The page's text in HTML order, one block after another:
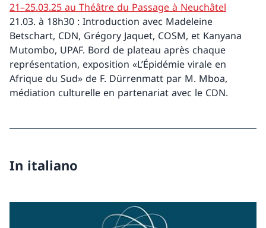
21–25.03.25 au Théâtre du Passage à Neuchâtel
21.03. à 18h30 : Introduction avec Madeleine
Betschart, CDN, Grégory Jaquet, COSM, et Kanyana
Mutombo, UPAF. Bord de plateau après chaque
représentation, exposition «L’Épidémie virale en
Afrique du Sud» de F. Dürrenmatt par M. Mboa,
médiation culturelle en partenariat avec le CDN.
In italiano